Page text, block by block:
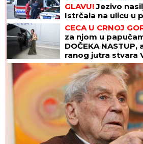
GLAVU!Jezivo
Istrčala na ulicu u
stigao, prolaznici
CECA U CRNOJ
za njom u
DOČEKA
ranog jutra stvara
NELAGODU!